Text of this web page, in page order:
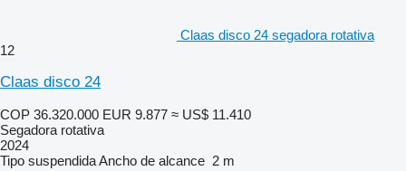
Claas disco 24 segadora rotativa
12
Claas disco 24
COP 36.320.000 EUR 9.877 ≈ US$ 11.410
Segadora rotativa
2024
Tipo suspendidaAncho de alcance 2 m